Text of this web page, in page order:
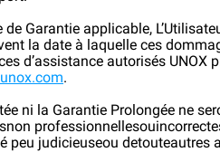
Garantie applicable,
la date à laquelle ces
d’assistance autorisés UNOX
.
ni la Garantie Prolongée ne
peu judicieuseou